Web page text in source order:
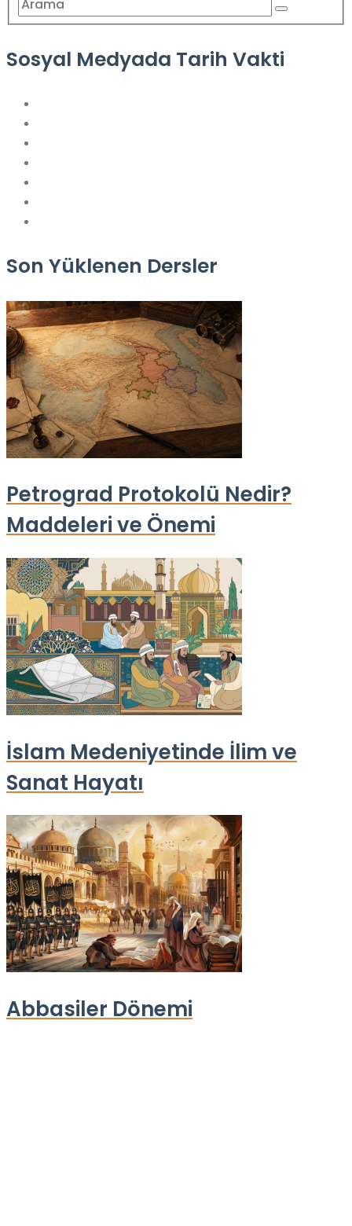
Sosyal Medyada Tarih Vakti
Son Yüklenen Dersler
Petrograd Protokolü Nedir?
Maddeleri ve Önemi
İslam Medeniyetinde İlim ve
Sanat Hayatı
Abbasiler Dönemi